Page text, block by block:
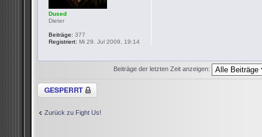
Dused
Dieter
Beiträge: 377
Registriert: Mi 29. Jul 2009, 19:14
Beiträge der letzten Zeit anzeigen:
Thema gesperrt
Zurück zu Fight Us!